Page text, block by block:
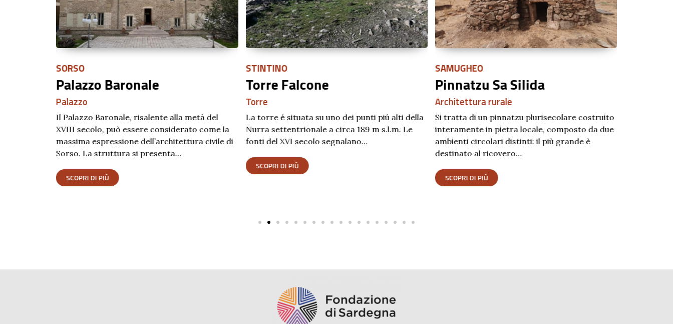
SORSO
Palazzo Baronale
Palazzo
Il Palazzo Baronale, risalente alla metà del
XVIII secolo, può essere considerato come la
massima espressione dell’architettura civile di
Sorso. La struttura si presenta…
SCOPRI DI PIÙ
STINTINO
Torre Falcone
Torre
La torre é situata su uno dei punti piú alti della
Nurra settentrionale a circa 189 m s.l.m. Le
fonti del XVI secolo segnalano…
SCOPRI DI PIÙ
SAMUGHEO
Pinnatzu Sa Silida
Architettura rurale
Si tratta di un pinnatzu plurisecolare costruito
interamente in pietra locale, composto da due
ambienti circolari distinti: il più grande è
destinato al ricovero…
SCOPRI DI PIÙ